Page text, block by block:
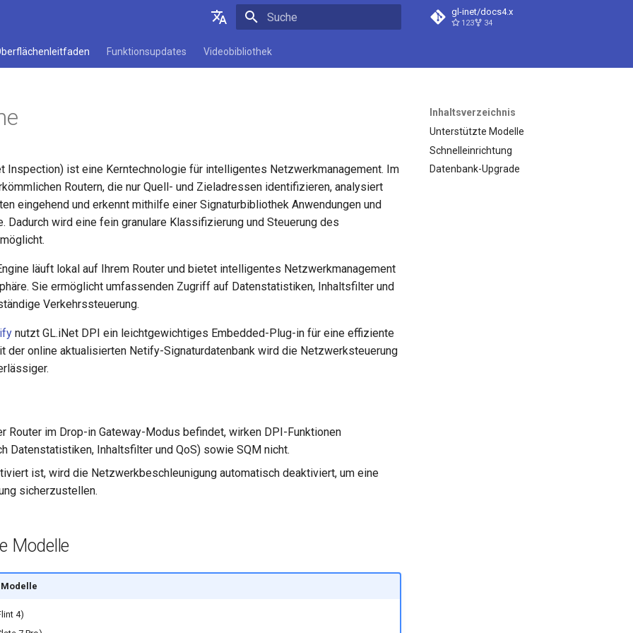
Deutsch
日本語
Polski
gl-inet/docs4.x
123 34
Funktionsupdates Videobibliothek
Inhaltsverzeichnis
Unterstützte Modelle
Schnelleinrichtung
Datenbank-Upgrade
Inspection) ist eine Kerntechnologie für intelligentes Netzwerkmanagement. Im
Routern, die nur Quell- und Zieladressen identifizieren, analysiert
eingehend und erkennt mithilfe einer Signaturbibliothek Anwendungen und
Dadurch wird eine fein granulare Klassifizierung und Steuerung des
läuft lokal auf Ihrem Router und bietet intelligentes Netzwerkmanagement
Sie ermöglicht umfassenden Zugriff auf Datenstatistiken, Inhaltsfilter und
Verkehrssteuerung.
nutzt GL.iNet DPI ein leichtgewichtiges Embedded-Plug-in für eine effiziente
der online aktualisierten Netify-Signaturdatenbank wird die Netzwerksteuerung
Router im Drop-in Gateway-Modus befindet, wirken DPI-Funktionen
Datenstatistiken, Inhaltsfilter und QoS) sowie SQM nicht.
ist, wird die Netzwerkbeschleunigung automatisch deaktiviert, um eine
sicherzustellen.
Modelle
4)